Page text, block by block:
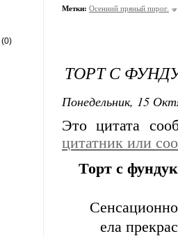
(0)
Метки: Осенний пряный пирог.
ТОРТ С
Понедельник, 15
Это цитата
цитатник или
Торт с
ела